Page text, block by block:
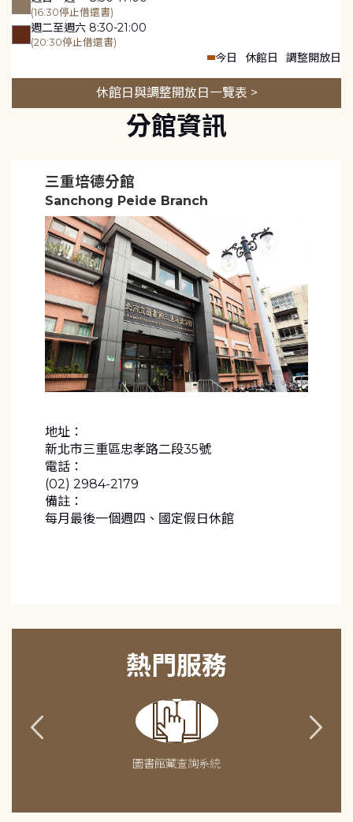
(16:30停止借還書)
週二至週六 8:30-21:00
(20:30停止借還書)
今日 休館日 調整開放日
休館日與調整開放日一覽表 >
分館資訊
三重培德分館
Sanchong Peide Branch
地址：
新北市三重區忠孝路二段35號
電話：
(02) 2984-2179
備註：
每月最後一個週四、國定假日休館
熱門服務
圖書館藏查詢系統